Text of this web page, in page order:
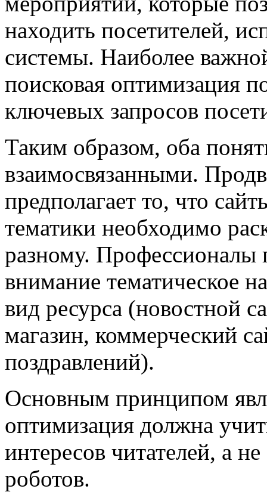
находить посетителей,
системы. Наиболее
поисковая оптимизация
ключевых запросов
Таким образом, оба
взаимосвязанными.
предполагает то, что
тематики необходимо
разному.
внимание тематическое
вид ресурса (новостной
магазин, коммерческий
поздравлений).
Основным принципом
оптимизация должна
интересов читателей, а
роботов.